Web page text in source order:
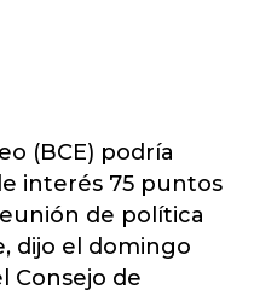
(BCE) podría
interés 75 puntos
de política
dijo el domingo
Consejo de